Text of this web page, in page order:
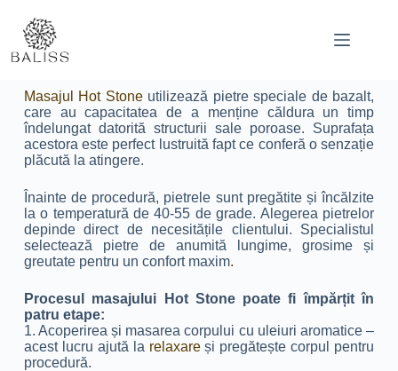
Masajul Hot Stoneutilizează pietre speciale de bazalt,
care au capacitatea de a menține căldura un timp
îndelungat datorită structurii sale poroase. Suprafața
acestora este perfect lustruită fapt ce conferă o senzație
plăcută la atingere.
Înainte de procedură, pietrele sunt pregătite și încălzite
la o temperatură de 40-55 de grade. Alegerea pietrelor
depinde direct de necesitățile clientului. Specialistul
selectează pietre de anumită lungime, grosime și
greutate pentru un confort maxim.
Procesul masajului Hot Stone poate fi împărțit în
patru etape:
1. Acoperirea și masarea corpului cu uleiuri aromatice –
acest lucru ajută la relaxareși pregătește corpul pentru
procedură.